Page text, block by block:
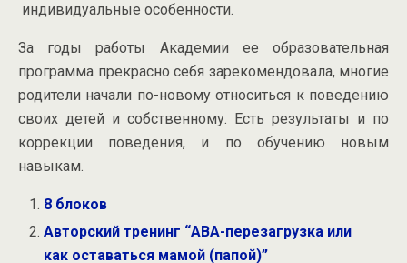
индивидуальные особенности.
За годы работы Академии ее образовательная
программа прекрасно себя зарекомендовала, многие
родители начали по-новому относиться к поведению
своих детей и собственному. Есть результаты и по
коррекции поведения, и по обучению новым
навыкам.
8 блоков
Авторский тренинг “АВА-перезагрузка или
как оставаться мамой (папой)”